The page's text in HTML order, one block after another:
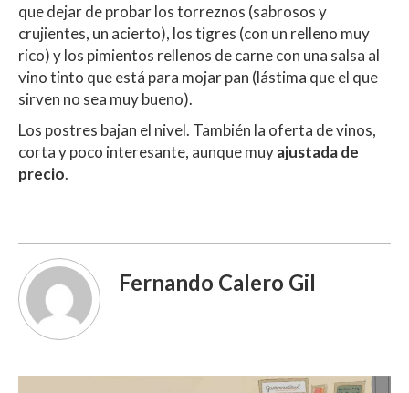
que dejar de probar los torreznos (sabrosos y
crujientes, un acierto), los tigres (con un relleno muy
rico) y los pimientos rellenos de carne con una salsa al
vino tinto que está para mojar pan (lástima que el que
sirven no sea muy bueno).
Los postres bajan el nivel. También la oferta de vinos,
corta y poco interesante, aunque muyajustada de
precio.
Fernando Calero Gil